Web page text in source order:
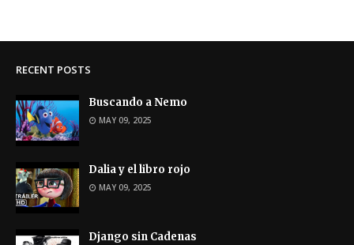
RECENT POSTS
Buscando a Nemo
MAY 09, 2025
Dalia y el libro rojo
MAY 09, 2025
Django sin Cadenas